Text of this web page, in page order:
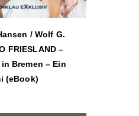
/ Wolf G.
FRIESLAND –
Bremen – Ein
(eBook)